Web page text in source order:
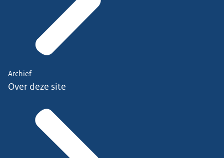
Archief
Over deze site